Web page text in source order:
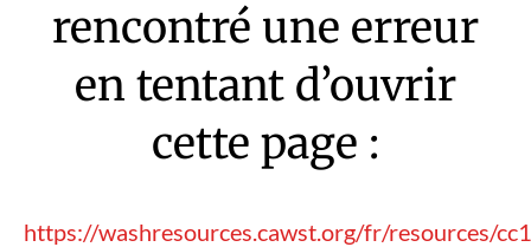
rencontré une erreur
en tentant d’ouvrir
cette page :
https://washresources.cawst.org/fr/resources/